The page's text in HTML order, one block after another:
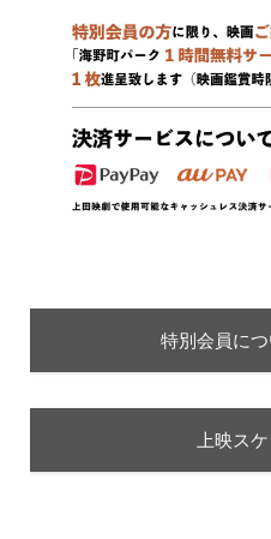
特別会員に
上映ス